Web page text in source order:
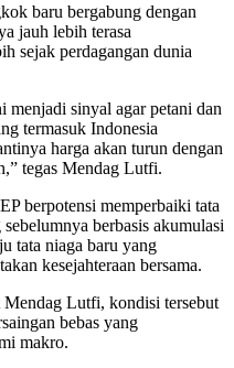
baru bergabung dengan
jauh lebih terasa
sejak perdagangan dunia
menjadi sinyal agar petani dan
termasuk Indonesia
harga akan turun dengan
tegas Mendag Lutfi.
berpotensi memperbaiki tata
berbasis akumulasi
tata niaga baru yang
kesejahteraan bersama.
Lutfi, kondisi tersebut
bebas yang
makro.